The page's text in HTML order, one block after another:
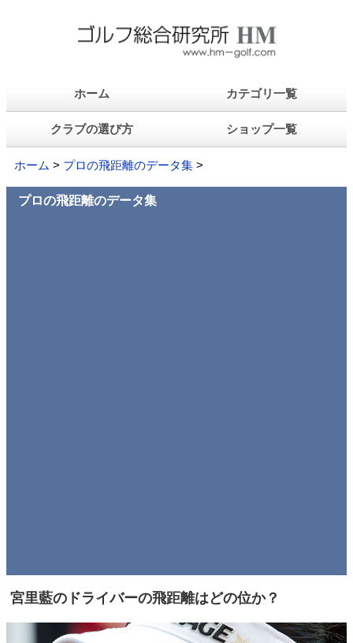
ホーム カテゴリ一覧
クラブの選び方 ショップ一覧
ホーム > プロの飛距離のデータ集 >
プロの飛距離のデータ集
宮里藍のドライバーの飛距離はどの位か？